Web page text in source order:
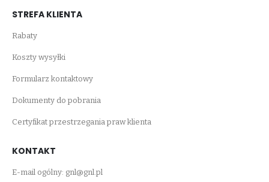
STREFA KLIENTA
Rabaty
Koszty wysyłki
Formularz kontaktowy
Dokumenty do pobrania
Certyfikat przestrzegania praw klienta
KONTAKT
E-mail ogólny: gnl@gnl.pl